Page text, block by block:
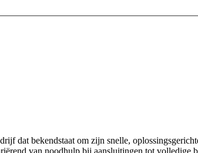
dat bekendstaat om zijn snelle,
van noodhulp bij aansluitingen tot volledige